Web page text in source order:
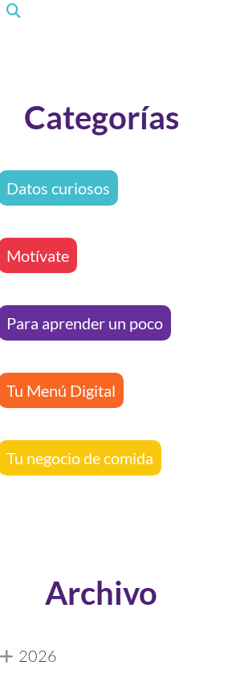
Categorías
Datos curiosos
Motívate
Para aprender un poco
Tu Menú Digital
Tu negocio de comida
Archivo
2026